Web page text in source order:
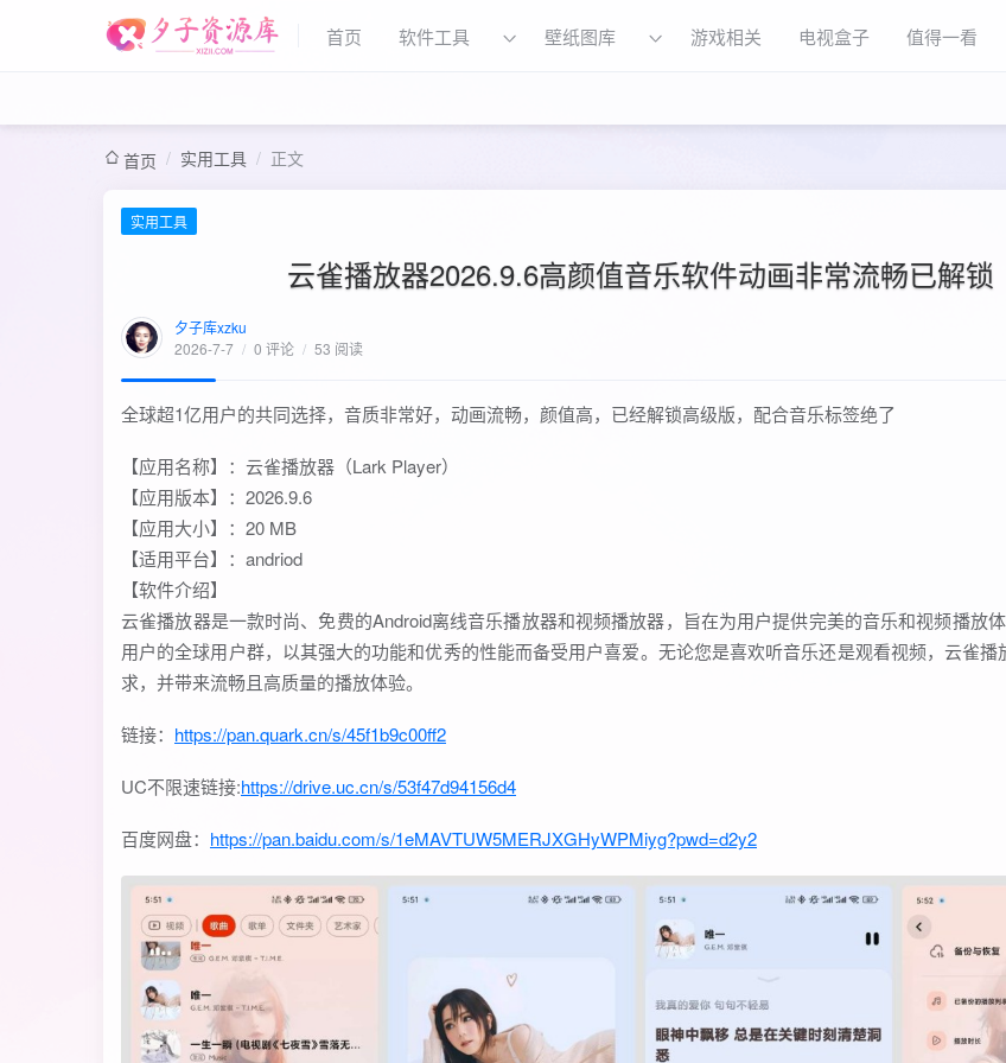
首页 软件工具 壁纸图库 游戏相关 电视盒子 值得一看
首页 / 实用工具 / 正文
实用工具
云雀播放器2026.9.6高颜值音乐软件动画非常流畅已解锁
夕子库xzku
2026-7-7 / 0 评论 / 53 阅读
全球超1亿用户的共同选择，音质非常好，动画流畅，颜值高，已经解锁高级版，配合音乐标签绝了
【应用名称】：云雀播放器（Lark Player）
【应用版本】：2026.9.6
【应用大小】：20 MB
【适用平台】：andriod
【软件介绍】
云雀播放器是一款时尚、免费的Android离线音乐播放器和视频播放器，旨在为用户提供完美的音乐和视频播放
用户的全球用户群，以其强大的功能和优秀的性能而备受用户喜爱。无论您是喜欢听音乐还是观看视频，云雀播
求，并带来流畅且高质量的播放体验。
链接： https://pan.quark.cn/s/45f1b9c00ff2
UC不限速链接:https://drive.uc.cn/s/53f47d94156d4
百度网盘： https://pan.baidu.com/s/1eMAVTUW5MERJXGHyWPMiyg?pwd=d2y2